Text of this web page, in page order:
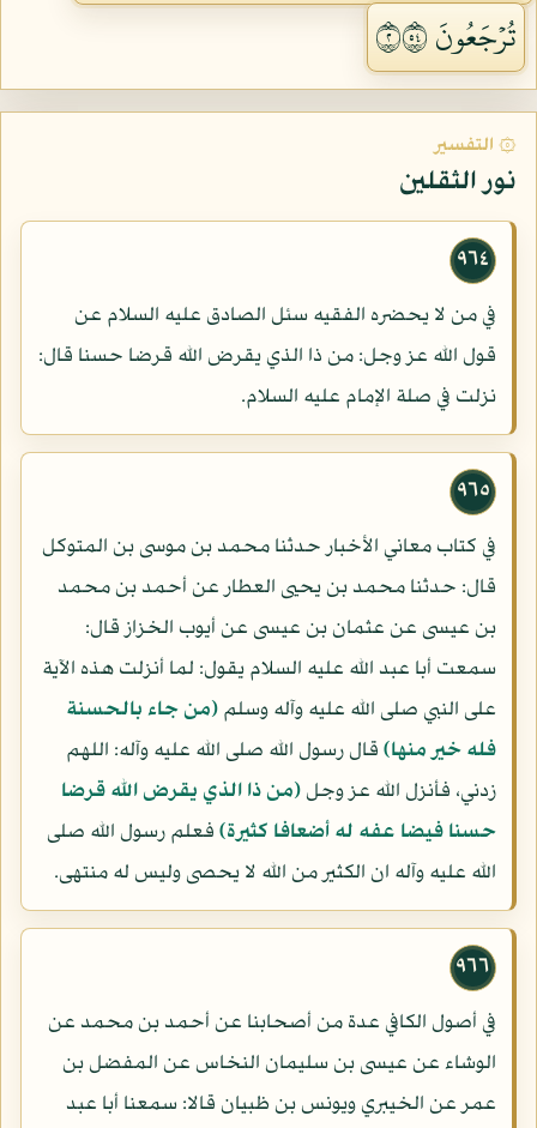
تُرۡجَعُونَ ٢٤٥
۞ التفسير
نور الثقلين
٩٦٤
في من لا يحضره الفقيه سئل الصادق عليه السلام عن
قول الله عز وجل: من ذا الذي يقرض الله قرضا حسنا قال:
نزلت في صلة الإمام عليه السلام.
٩٦٥
في كتاب معاني الأخبار حدثنا محمد بن موسى بن المتوكل
قال: حدثنا محمد بن يحيى العطار عن أحمد بن محمد
بن عيسى عن عثمان بن عيسى عن أيوب الخزاز قال:
سمعت أبا عبد الله عليه السلام يقول: لما أنزلت هذه الآية
على النبي صلى الله عليه وآله وسلم (من جاء بالحسنة
فله خير منها) قال رسول الله صلى الله عليه وآله: اللهم
زدني، فأنزل الله عز وجل(من ذا الذي يقرض الله قرضا
حسنا فيضا عفه له أضعافا كثيرة) فعلم رسول الله صلى
الله عليه وآله ان الكثير من الله لا يحصى وليس له منتهى.
٩٦٦
في أصول الكافي عدة من أصحابنا عن أحمد بن محمد عن
الوشاء عن عيسى بن سليمان النخاس عن المفضل بن
عمر عن الخيبري ويونس بن ظبيان قالا: سمعنا أبا عبد